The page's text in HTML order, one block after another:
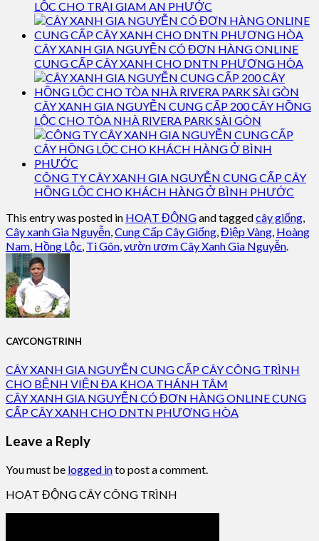
LỘC CHO TRẠI GIAM AN PHƯỚC
CÂY XANH GIA NGUYỄN CÓ ĐƠN HÀNG ONLINE
CUNG CẤP CÂY XANH CHO DNTN PHƯƠNG HÒA
CÂY XANH GIA NGUYỄN CUNG CẤP 200 CÂY HỒNG
LỘC CHO TÒA NHÀ RIVERA PARK SÀI GÒN
CÔNG TY CÂY XANH GIA NGUYỄN CUNG CẤP CÂY
HỒNG LỘC CHO KHÁCH HÀNG Ở BÌNH PHƯỚC
This entry was posted in HOẠT ĐỘNGand taggedcây giống,
Cây xanh Gia Nguyễn,Cung Cấp Cây Giống,Điệp Vàng, Hoàng
Nam, Hồng Lộc, Ti Gôn,vườn ươm Cây Xanh Gia Nguyễn.
CAYCONGTRINH
CÂY XANH GIA NGUYỄN CUNG CẤP CÂY CÔNG TRÌNH
CHO BỆNH VIỆN ĐA KHOA THÁNH TÂM
CÂY XANH GIA NGUYỄN CÓ ĐƠN HÀNG ONLINE CUNG
CẤP CÂY XANH CHO DNTN PHƯƠNG HÒA
Leave a Reply
You must be logged into post a comment.
HOẠT ĐỘNG CÂY CÔNG TRÌNH